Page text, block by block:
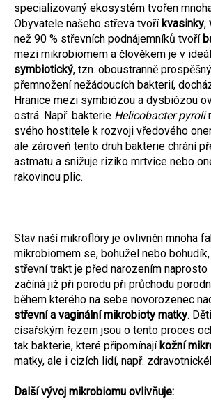
specializovaný ekosystém tvořen
Obyvatele našeho střeva tvoříkvasinky,
než 90 % střevních podnájemníků tvoří
mezi mikrobiomem a člověkem je v
symbiotický, tzn. oboustranně
přemnožení nežádoucích bakterií,
Hranice mezi symbiózou a dysbiózou
ostrá. Např. bakterie Helicobacter pyroli
svého hostitele k rozvoji vředového
ale zároveň tento druh bakterie chrání
astmatu a snižuje riziko mrtvice nebo
rakovinou plic.
Stav naší mikroflóry je ovlivněn mnoha
mikrobiomem se, bohužel nebo
střevní trakt je před narozením naprosto
začíná již při porodu při průchodu
během kterého na sebe novorozenec
střevní a vaginální mikrobioty matky.
císařským řezem jsou o tento proces
tak bakterie, které připomínajíkožní
matky, ale i cizích lidí, např.
Další vývoj mikrobiomu ovlivňuje: